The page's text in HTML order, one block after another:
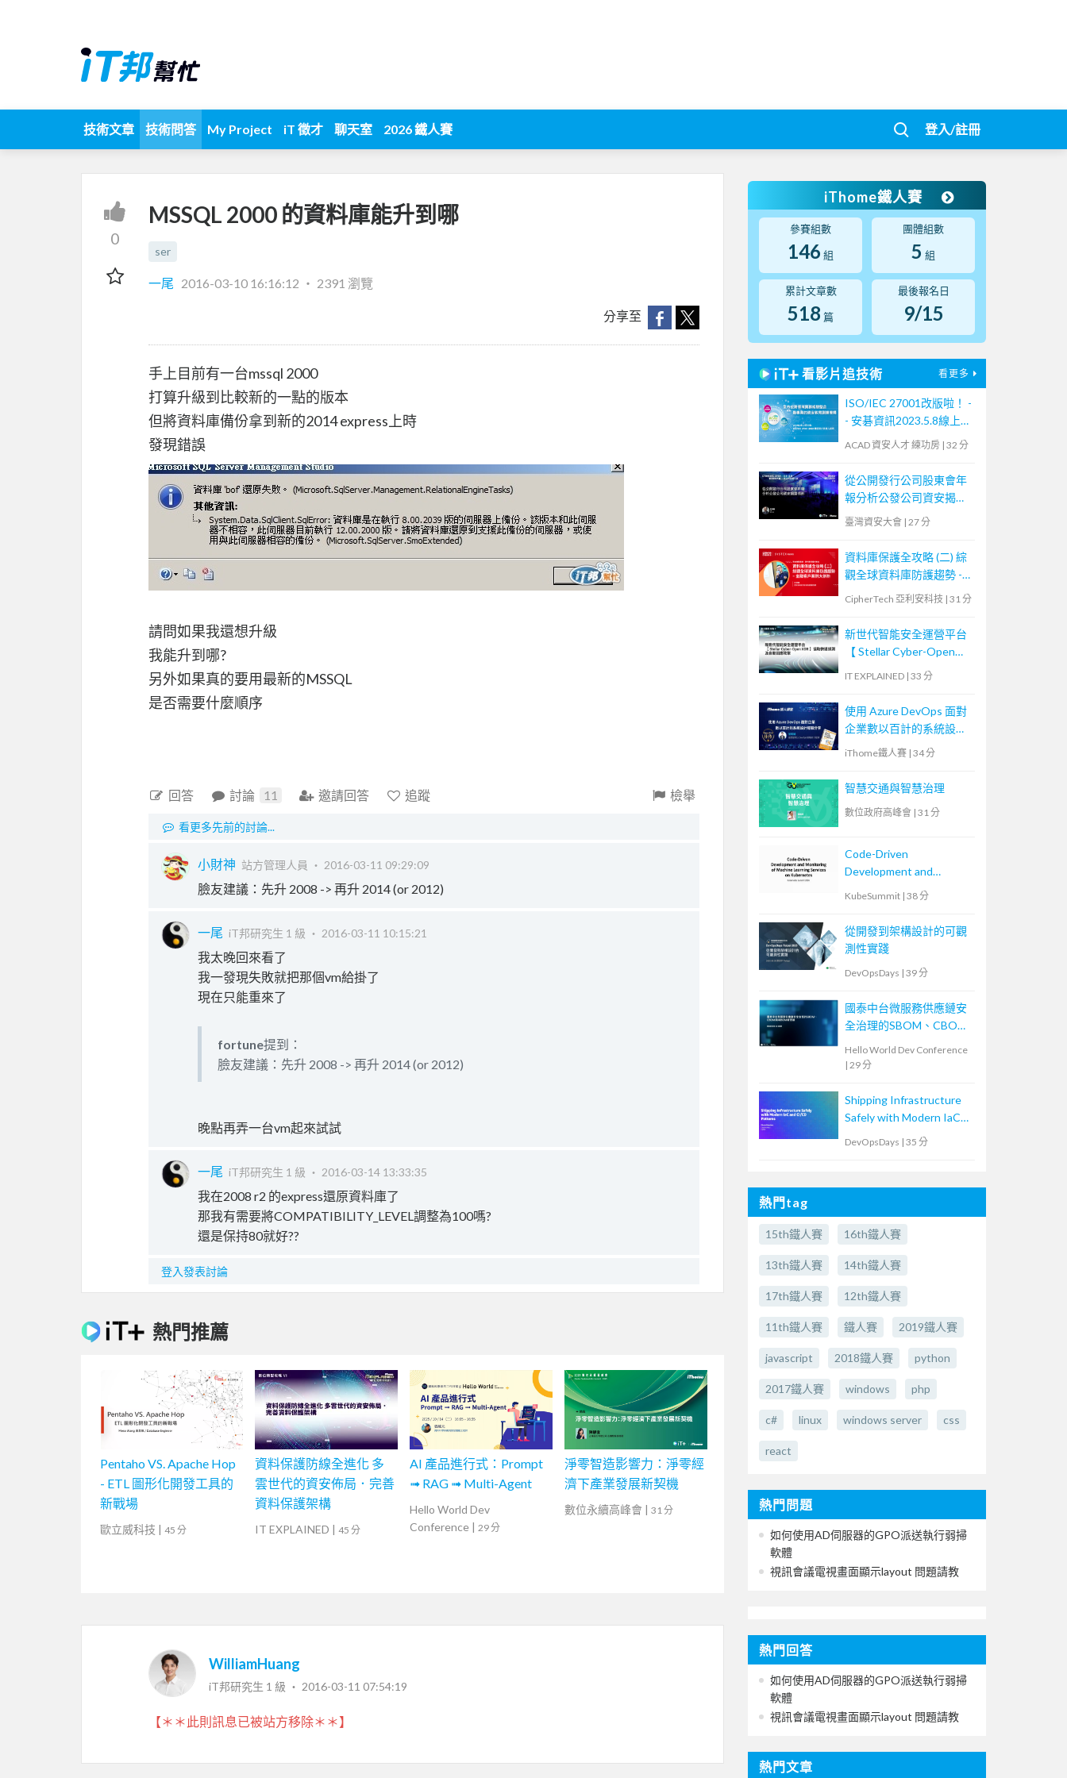
技術文章 技術問答 My Project iT 徵才 聊天室 2026 鐵人賽 登入/註冊
0
MSSQL 2000 的資料庫能升到哪
ser
一尾 2016-03-10 16:16:12 ‧ 2391 瀏覽
分享至
手上目前有一台mssql 2000
打算升級到比較新的一點的版本
但將資料庫備份拿到新的2014 express上時
發現錯誤
請問如果我還想升級
我能升到哪?
另外如果真的要用最新的MSSQL
是否需要什麼順序
回答 討論 11 邀請回答 追蹤 檢舉
看更多先前的討論...
小財神 站方管理人員 ‧ 2016-03-11 09:29:09
臉友建議：先升 2008 -> 再升 2014 (or 2012)
一尾 iT邦研究生 1 級 ‧ 2016-03-11 10:15:21
我太晚回來看了
我一發現失敗就把那個vm給掛了
現在只能重來了
fortune提到：
臉友建議：先升 2008 -> 再升 2014 (or 2012)
晚點再弄一台vm起來試試
一尾 iT邦研究生 1 級 ‧ 2016-03-14 13:33:35
我在2008 r2 的express還原資料庫了
那我有需要將COMPATIBILITY_LEVEL調整為100嗎?
還是保持80就好??
登入發表討論
熱門推薦
Pentaho VS. Apache Hop
- ETL 圖形化開發工具的
新戰場
歐立威科技 | 45 分
資料保護防線全進化 多
雲世代的資安佈局．完善
資料保護架構
IT EXPLAINED | 45 分
AI 產品進行式：Prompt
➟ RAG ➟ Multi-Agent
Hello World Dev
Conference | 29 分
淨零智造影響力：淨零經
濟下產業發展新契機
數位永續高峰會 | 31 分
WilliamHuang
iT邦研究生 1 級 ‧ 2016-03-11 07:54:19
【＊＊此則訊息已被站方移除＊＊】
iThome鐵人賽
參賽組數
146 組
團體組數
5 組
累計文章數
518 篇
最後報名日
9/15
看影片追技術 看更多
ISO/IEC 27001改版啦！ -
- 安碁資訊2023.5.8線上研
討會摘要
ACAD 資安人才 練功房 | 32 分
從公開發行公司股東會年
報分析公發公司資安揭露
情形
臺灣資安大會 | 27 分
資料庫保護全攻略 (二) 綜
觀全球資料庫防護趨勢 -
金融客戶案例大剖析
CipherTech 亞利安科技 | 31 分
新世代智能安全運營平台
【 Stellar Cyber-Open
XDR 】協助快速偵測及自
IT EXPLAINED | 33 分
使用 Azure DevOps 面對
企業數以百計的系統設計
經驗分享
iThome鐵人賽 | 34 分
智慧交通與智慧治理
數位政府高峰會 | 31 分
Code-Driven
Development and
Monitoring of Machine
Kubernetes
KubeSummit | 38 分
從開發到架構設計的可觀
測性實踐
DevOpsDays | 39 分
國泰中台微服務供應鏈安
全治理的SBOM、CBOM
Hello World Dev Conference
| 29 分
Shipping Infrastructure
Safely with Modern IaC
and CI/CD Patterns
DevOpsDays | 35 分
熱門tag
15th鐵人賽 16th鐵人賽
13th鐵人賽 14th鐵人賽
17th鐵人賽 12th鐵人賽
11th鐵人賽 鐵人賽 2019鐵人賽
javascript 2018鐵人賽 python
2017鐵人賽 windows php
c# linux windows server css
react
熱門問題
如何使用AD伺服器的GPO派送執行弱掃
軟體
視訊會議電視畫面顯示layout 問題請教
熱門回答
如何使用AD伺服器的GPO派送執行弱掃
軟體
視訊會議電視畫面顯示layout 問題請教
熱門文章